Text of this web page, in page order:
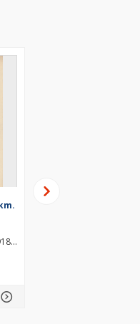
Wydawca
1939). Biuro Kartograficzne
Winnica : podziałka